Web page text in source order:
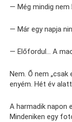
— Még mindig nem
— Már egy napja
— Előfordul… A
Nem. Ő nem
enyém. Hét év
A harmadik napon
Mindeniken egy